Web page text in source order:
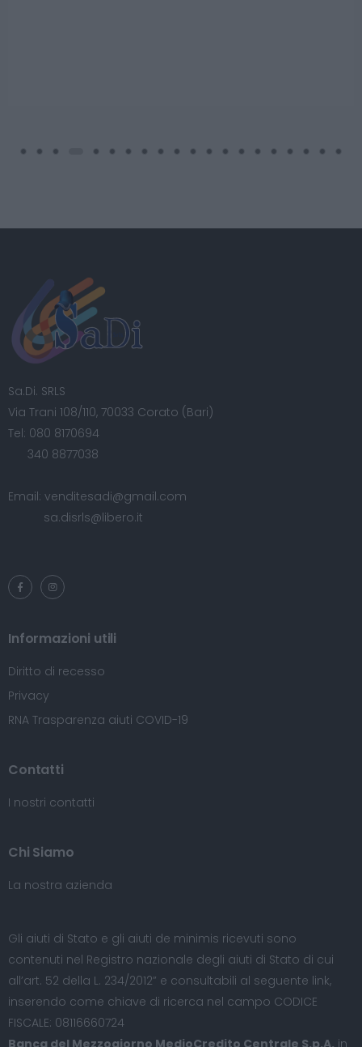
Sa.Di. SRLS
Via Trani 108/110, 70033 Corato (Bari)
Tel: 080 8170694
340 8877038
Email: venditesadi@gmail.com
sa.disrls@libero.it
Informazioni utili
Diritto di recesso
Privacy
RNA Trasparenza aiuti COVID-19
Contatti
I nostri contatti
Chi Siamo
La nostra azienda
Gli aiuti di Stato e gli aiuti de minimis ricevuti sono
contenuti nel Registro nazionale degli aiuti di Stato di cui
all’art. 52 della L. 234/2012” e consultabili al seguente link,
inserendo come chiave di ricerca nel campo CODICE
FISCALE: 08116660724